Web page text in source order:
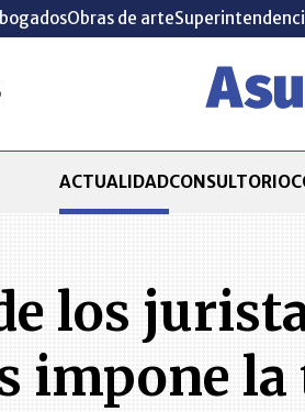
Obras de arte
ACTUALIDADCONSULTORIO
los
impone la